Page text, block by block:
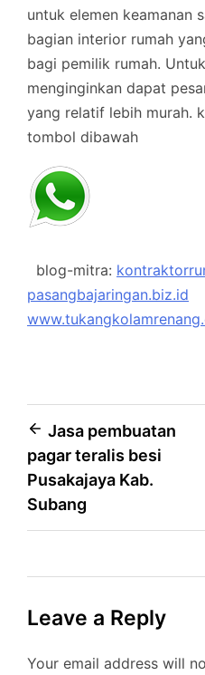
untuk elemen keamanan
bagian interior rumah
bagi pemilik rumah.
menginginkan dapat
yang relatif lebih murah.
tombol dibawah
blog-mitra:
pasangbajaringan.biz.id
Post
navigation
Jasa pembuatan
pagar teralis besi
Pusakajaya Kab.
Subang
Leave a Reply
Your email address will